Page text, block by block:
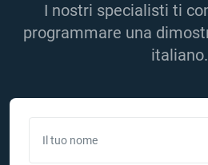
I nostri specialisti ti
programmare una
italiano.
Il tuo nome